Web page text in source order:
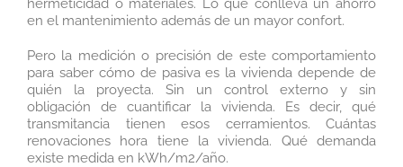
en el mantenimiento además de un mayor confort.
Pero la medición o precisión de este comportamiento
para saber cómo de pasiva es la vivienda depende de
quién la proyecta. Sin un control externo y sin
obligación de cuantificar la vivienda. Es decir, qué
transmitancia tienen esos cerramientos. Cuántas
renovaciones hora tiene la vivienda. Qué demanda
existe medida en kWh/m2/año.